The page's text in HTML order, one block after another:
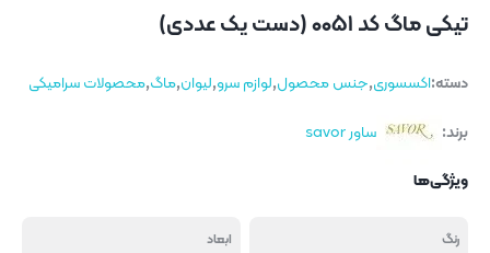
تیکی ماگ کد ۰۰۵۱ (دست یک عددی)
دسته:اکسسوری,جنس محصول,لوازم سرو,لیوان,ماگ,محصولات سرامیکی
برند:
ساور savor
ویژگی‌ها
رنگ ابعاد